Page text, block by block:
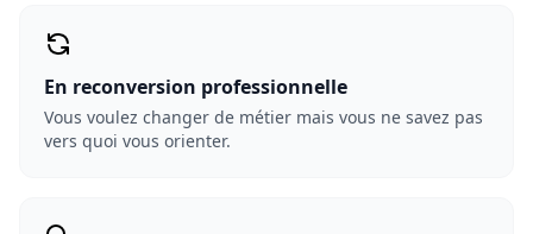
En reconversion professionnelle
Vous voulez changer de métier mais vous ne savez pas
vers quoi vous orienter.